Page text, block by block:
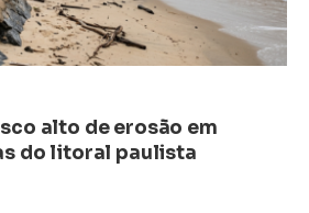
alto de erosão em
do litoral paulista